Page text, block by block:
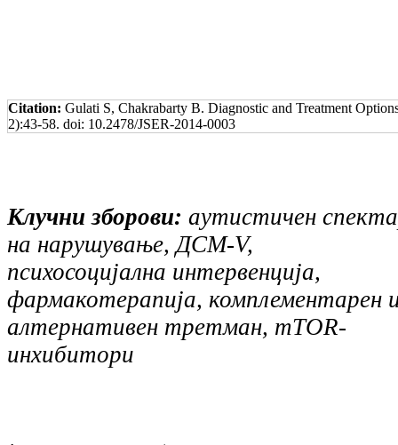
Citation: Gulati S, Chakrabarty B. Diagnostic and Treatment
2):43-58. doi: 10.2478/JSER-2014-0003
Клучни зборови: аутистичен
на нарушување, ДСМ-V,
психосоцијална интервенција,
фармакотерапија, комплементарен
алтернативен третман, mTOR-
инхибитори